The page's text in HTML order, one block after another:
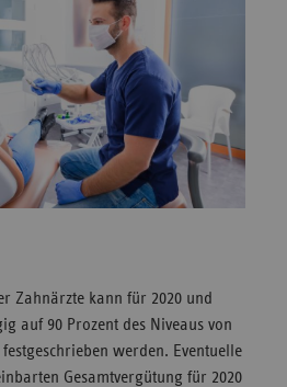
Zahnärzte kann für 2020 und
auf 90 Prozent des Niveaus von
werden. Eventuelle
Gesamtvergütung für 2020